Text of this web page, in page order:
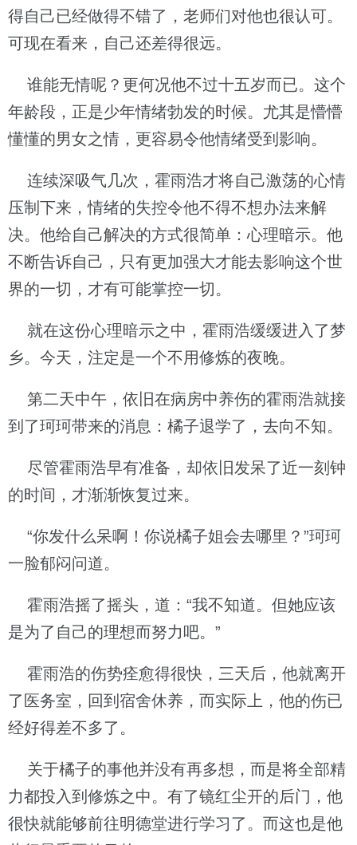
得自己已经做得不错了，老师们对他也很认可。
可现在看来，自己还差得很远。
谁能无情呢？更何况他不过十五岁而已。这个
年龄段，正是少年情绪勃发的时候。尤其是懵懵
懂懂的男女之情，更容易令他情绪受到影响。
连续深吸气几次，霍雨浩才将自己激荡的心情
压制下来，情绪的失控令他不得不想办法来解
决。他给自己解决的方式很简单：心理暗示。他
不断告诉自己，只有更加强大才能去影响这个世
界的一切，才有可能掌控一切。
就在这份心理暗示之中，霍雨浩缓缓进入了梦
乡。今天，注定是一个不用修炼的夜晚。
第二天中午，依旧在病房中养伤的霍雨浩就接
到了珂珂带来的消息：橘子退学了，去向不知。
尽管霍雨浩早有准备，却依旧发呆了近一刻钟
的时间，才渐渐恢复过来。
“你发什么呆啊！你说橘子姐会去哪里？”珂珂
一脸郁闷问道。
霍雨浩摇了摇头，道：“我不知道。但她应该
是为了自己的理想而努力吧。”
霍雨浩的伤势痊愈得很快，三天后，他就离开
了医务室，回到宿舍休养，而实际上，他的伤已
经好得差不多了。
关于橘子的事他并没有再多想，而是将全部精
力都投入到修炼之中。有了镜红尘开的后门，他
很快就能够前往明德堂进行学习了。而这也是他